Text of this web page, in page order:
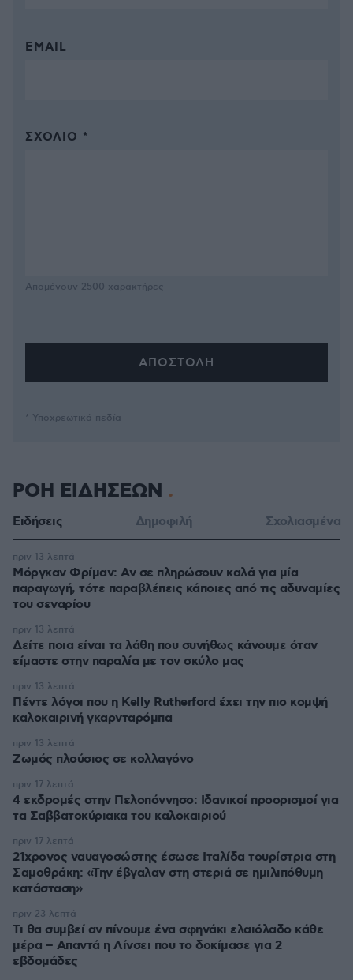
EMAIL
ΣΧΌΛΙΟ *
Απομένουν 2500 χαρακτήρες
* Υποχρεωτικά πεδία
ΡΟΗ ΕΙΔΗΣΕΩΝ
Ειδήσεις Δημοφιλή Σχολιασμένα
Μόργκαν Φρίμαν: Αν σε πληρώσουν καλά για μία
παραγωγή, τότε παραβλέπεις κάποιες από τις αδυναμίες
του σεναρίου
πριν 13 λεπτά
Δείτε ποια είναι τα λάθη που συνήθως κάνουμε όταν
είμαστε στην παραλία με τον σκύλο μας
πριν 13 λεπτά
Πέντε λόγοι που η Kelly Rutherford έχει την πιο κομψή
καλοκαιρινή γκαρνταρόμπα
πριν 13 λεπτά
Ζωμός πλούσιος σε κολλαγόνο
πριν 13 λεπτά
4 εκδρομές στην Πελοπόννησο: Ιδανικοί προορισμοί για
τα Σαββατοκύριακα του καλοκαιριού
πριν 17 λεπτά
21χρονος ναυαγοσώστης έσωσε Ιταλίδα τουρίστρια στη
Σαμοθράκη: «Την έβγαλαν στη στεριά σε ημιλιπόθυμη
κατάσταση»
πριν 17 λεπτά
Τι θα συμβεί αν πίνουμε ένα σφηνάκι ελαιόλαδο κάθε
μέρα – Απαντά η Λίνσει που το δοκίμασε για 2
εβδομάδες
πριν 23 λεπτά